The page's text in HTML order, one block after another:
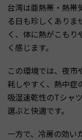
台湾は亜熱帯・熱帯
る日も珍しくありま
く、体に熱がこもり
く感じます。
この環境では、夜市
耗しやすく、熱中症
吸湿速乾性のTシャ
選ぶと快適です。
一方で、冷房の効い